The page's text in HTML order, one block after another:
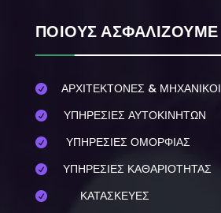
ΠΟΙΟΥΣ ΑΣΦΑΛΙΖΟΥΜΕ
 ΑΡΧΙΤΕΚΤΟΝΕΣ & ΜΗΧΑΝΙΚΟΙ
 ΥΠΗΡΕΣΙΕΣ ΑΥΤΟΚΙΝΗΤΩΝ
 ΥΠΗΡΕΣΙΕΣ ΟΜΟΡΦΙΑΣ
 ΥΠΗΡΕΣΙΕΣ ΚΑΘΑΡΙΟΤΗΤΑΣ
 ΚΑΤΑΣΚΕΥΕΣ